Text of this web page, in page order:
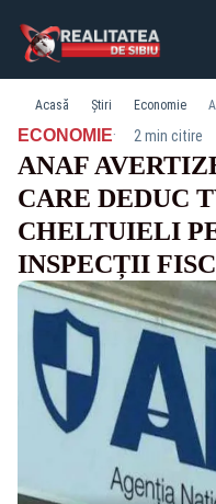
Acasă Știri Economie
ECONOMIE· 2 min citire
ANAF
CARE DEDUC
CHELTUIELI
INSPECȚII